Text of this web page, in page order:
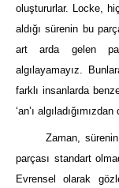
oluştururlar. Locke,
aldığı sürenin bu
art arda gelen
algılayamayız.
farklı insanlarda
‘an’ı
Zaman,
parçası standart
Evrensel olarak